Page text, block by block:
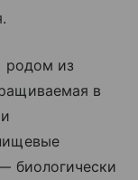
родом из
в
биологически